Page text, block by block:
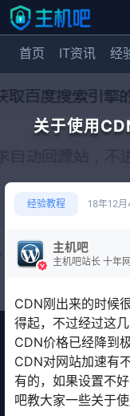
首页 IT资讯 经
关于使用
经验教程 18年12月
主机吧
主机吧站长 十年网络运维经验，精通安
CDN刚出来的时候
得起，不过经过这
CDN价格已经降到
CDN对网站加速有
有的，如果设置不
吧教大家一些关于